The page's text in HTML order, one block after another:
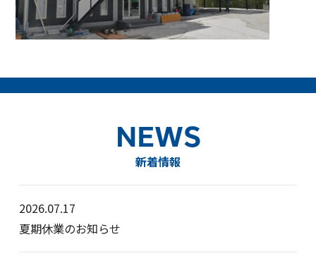
NEWS
新着情報
2026.07.17
夏期休業のお知らせ